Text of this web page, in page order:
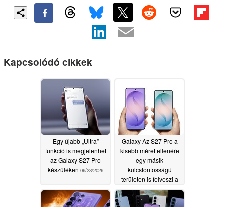
Kapcsolódó cikkek
Egy újabb „Ultra”
funkció is megjelenhet
az Galaxy S27 Pro
készüléken 06/23/2026
Galaxy Az S27 Pro a
kisebb méret ellenére
egy másik
kulcsfontosságú
területen is felveszi a
versenyt a Galaxy S27
Ultrával06/06/2026